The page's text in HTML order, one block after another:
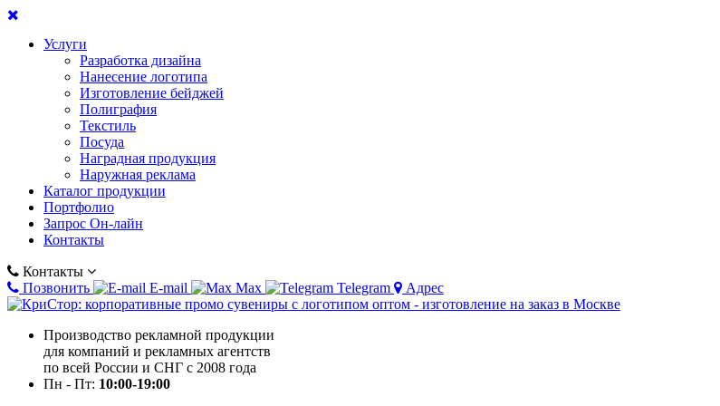
Услуги
Разработка дизайна
Нанесение логотипа
Изготовление бейджей
Полиграфия
Текстиль
Посуда
Наградная продукция
Наружная реклама
Каталог продукции
Портфолио
Запрос Он-лайн
Контакты
Контакты
Позвонить
E-mail Max Telegram Адрес
Производство рекламной продукции
для компаний и рекламных агентств
по всей России и СНГ с 2008 года
Пн - Пт: 10:00-19:00